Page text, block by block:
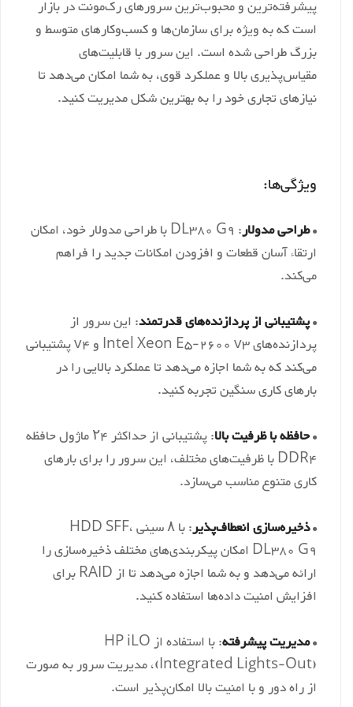
پیشرفته‌ترین و محبوب‌ترین سرورهای رک‌مونت در بازار
است که به ویژه برای سازمان‌ها و کسب‌وکارهای متوسط و
بزرگ طراحی شده است. این سرور با قابلیت‌های
مقیاس‌پذیری بالا و عملکرد قوی، به شما امکان می‌دهد تا
نیازهای تجاری خود را به بهترین شکل مدیریت کنید.
ویژگی‌ها:
•طراحی مدولار
: DL380 G9 با طراحی مدولار خود، امکان
ارتقاء آسان قطعات و افزودن امکانات جدید را فراهم
می‌کند.
•پشتیبانی از پردازنده‌های قدرتمند: این سرور از
پردازنده‌های Intel Xeon E5-2600 v3 و v4 پشتیبانی
می‌کند که به شما اجازه می‌دهد تا عملکرد بالایی را در
بارهای کاری سنگین تجربه کنید.
•حافظه با ظرفیت بالا
: پشتیبانی از حداکثر ۲۴ ماژول حافظه
DDR4 با ظرفیت‌های مختلف، این سرور را برای بارهای
کاری متنوع مناسب می‌سازد.
•ذخیره‌سازی انعطاف‌پذیر
: با ۸ سینی HDD SFF،
DL380 G9 امکان پیکربندی‌های مختلف ذخیره‌سازی را
ارائه می‌دهد و به شما اجازه می‌دهد تا از RAID برای
افزایش امنیت داده‌ها استفاده کنید.
•مدیریت پیشرفته
: با استفاده از HP iLO
(Integrated Lights-Out)، مدیریت سرور به صورت
از راه دور و با امنیت بالا امکان‌پذیر است.
‎Intel C610 Series Chipset
‎ DDR4 LRDIMM, RDIMM
‎24 اسلات ، 12 اسلات برای هر CPU
NVDIMM
‎1Gb 331i Ethernet Adapter
‎PCIe x16 , x16 , x8
‎DVD-ROM, DVD-RW
‎Flex Slot Hot Plug 500W, 800W, 1400W
‎ iLO 4